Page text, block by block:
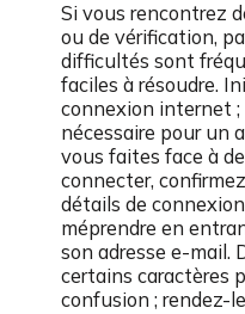
Si vous rencontrez
ou de vérification,
difficultés sont
faciles à résoudre.
connexion internet
nécessaire pour un
vous faites face à
connecter,
détails de
méprendre en
son adresse e-mail.
certains caractères
confusion ; rendez-